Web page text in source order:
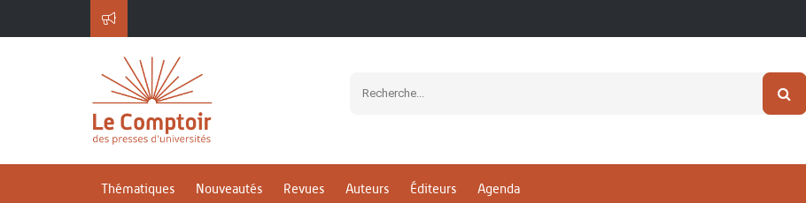
Thématiques Nouveautés Revues Auteurs Éditeurs Agenda